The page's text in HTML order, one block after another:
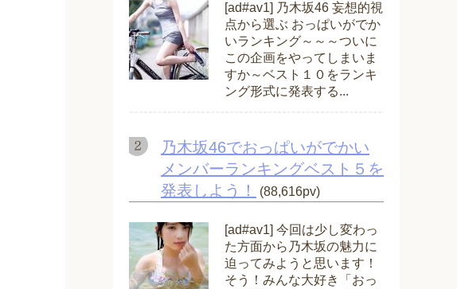
[ad#av1] 乃木坂46 妄想的視
点から選ぶ おっぱいがでか
いランキング～～～ついに
この企画をやってしまいま
すか～ベスト１０をランキ
ング形式に発表する...
乃木坂46でおっぱいがでかい
メンバーランキングベスト５を
発表しよう！
(88,616pv)
[ad#av1] 今回は少し変わっ
た方面から乃木坂の魅力に
迫ってみようと思います！
そう！みんな大好き「おっ